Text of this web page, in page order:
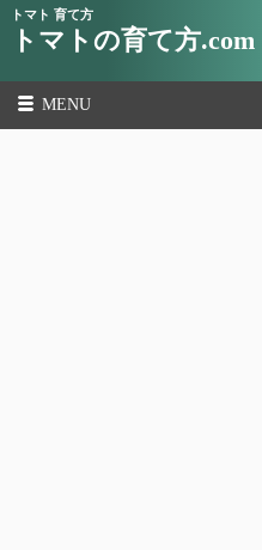
トマト 育て方
トマトの育て方.com
MENU